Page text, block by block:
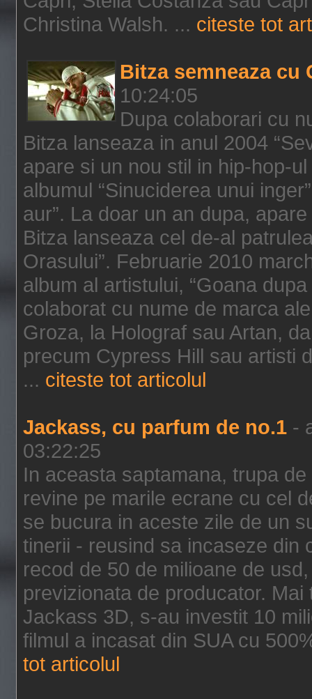
Christina Walsh. ... citeste tot
Bitza semneaza cu
10:24:05
Dupa colaborari cu
Bitza lanseaza in anul 2004
apare si un nou stil in hip-hop-
albumul “Sinuciderea unui
aur”. La doar un an dupa,
Bitza lanseaza cel de-al
Orasului”. Februarie 2010
album al artistului, “Goana
colaborat cu nume de marca
Groza, la Holograf sau Artan,
precum Cypress Hill sau artisti
... citeste tot articolul
Jackass, cu parfum de no.1 -
03:22:25
In aceasta saptamana, trupa
revine pe marile ecrane cu cel
se bucura in aceste zile de un
tinerii - reusind sa incaseze din
recod de 50 de milioane de
previzionata de producator.
Jackass 3D, s-au investit 10
filmul a incasat din SUA cu
tot articolul